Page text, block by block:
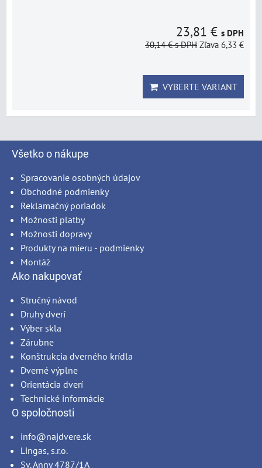
23,81 € s DPH
30,14 €s DPH Zľava 6,33 €
VYBERTE VARIANT
Všetko o nákupe
Spracovanie osobných údajov
Obchodné podmienky
Reklamačný poriadok
Možnosti platby
Možnosti dopravy
Produkty na mieru - podmienky
Montáž
Ako nakupovať
Stručný návod
Druhy dverí
Výber skla
Zárubne
Konštrukcia dverného krídla
Dverné výplne
Orientácia dverí
Technické informácie
O spoločnosti
info@najdvere.sk
Lingas, s.r.o.
Sv. Anny 4787/1A